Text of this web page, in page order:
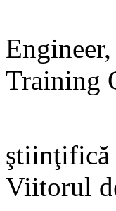
Training
ştiinţifică
Viitorul